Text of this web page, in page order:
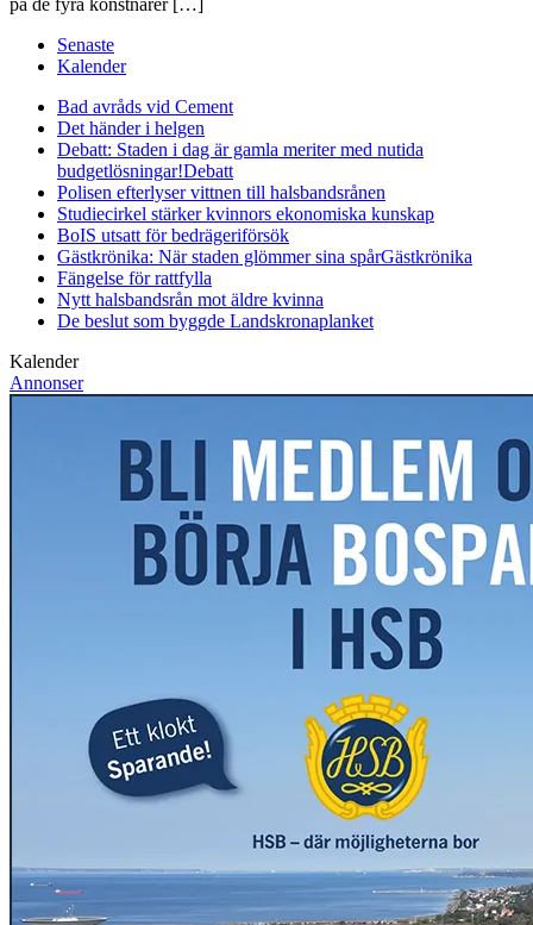
Senaste
Kalender
Bad avråds vid Cement
Det händer i helgen
Debatt: Staden i dag är gamla meriter med nutida
budgetlösningar!Debatt
Polisen efterlyser vittnen till halsbandsrånen
Studiecirkel stärker kvinnors ekonomiska kunskap
BoIS utsatt för bedrägeriförsök
Gästkrönika: När staden glömmer sina spårGästkrönika
Fängelse för rattfylla
Nytt halsbandsrån mot äldre kvinna
De beslut som byggde Landskronaplanket
Kalender
Annonser